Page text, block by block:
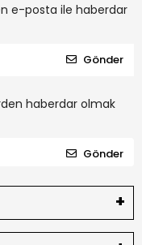
e-posta ile haberdar
Gönder
haberdar olmak
Gönder